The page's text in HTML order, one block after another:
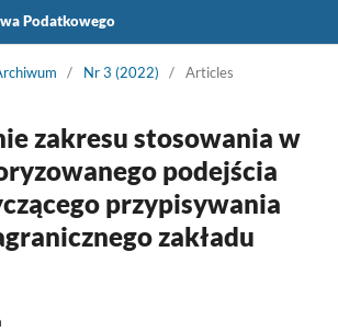
Podatkowego
/ Nr 3 (2022) / Articles
zakresu stosowania w
podejścia
przypisywania
zakładu